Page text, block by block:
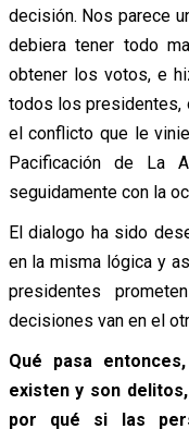
decisión. Nos parece
debiera tener todo
obtener los votos, e
todos los presidentes,
el conflicto que le
Pacificación de La
seguidamente con la
El dialogo ha sido
en la misma lógica y
presidentes
decisiones van en el
Qué pasa
existen y son
por qué si las